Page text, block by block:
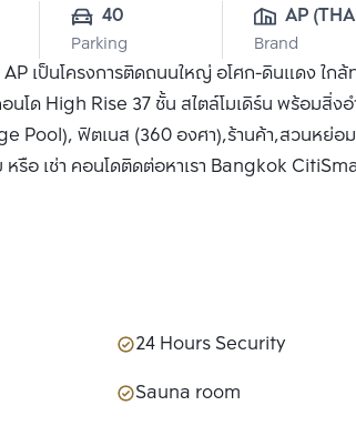
40
Parking
AP
CO., LTD.
Brand
AP เป็นโครงการติดถนนใหญ่ อโศก-ดินแดง ใก
นโด High Rise 37 ชั้น สไตล์โมเดิร์น พร้อมสิ่ง
Pool), ฟิตเนส (360 องศา),ร้านค้า,สวนหย่อ
รือ เช่า คอนโดติดต่อหาเรา Bangkok
24 Hours Security
Sauna room